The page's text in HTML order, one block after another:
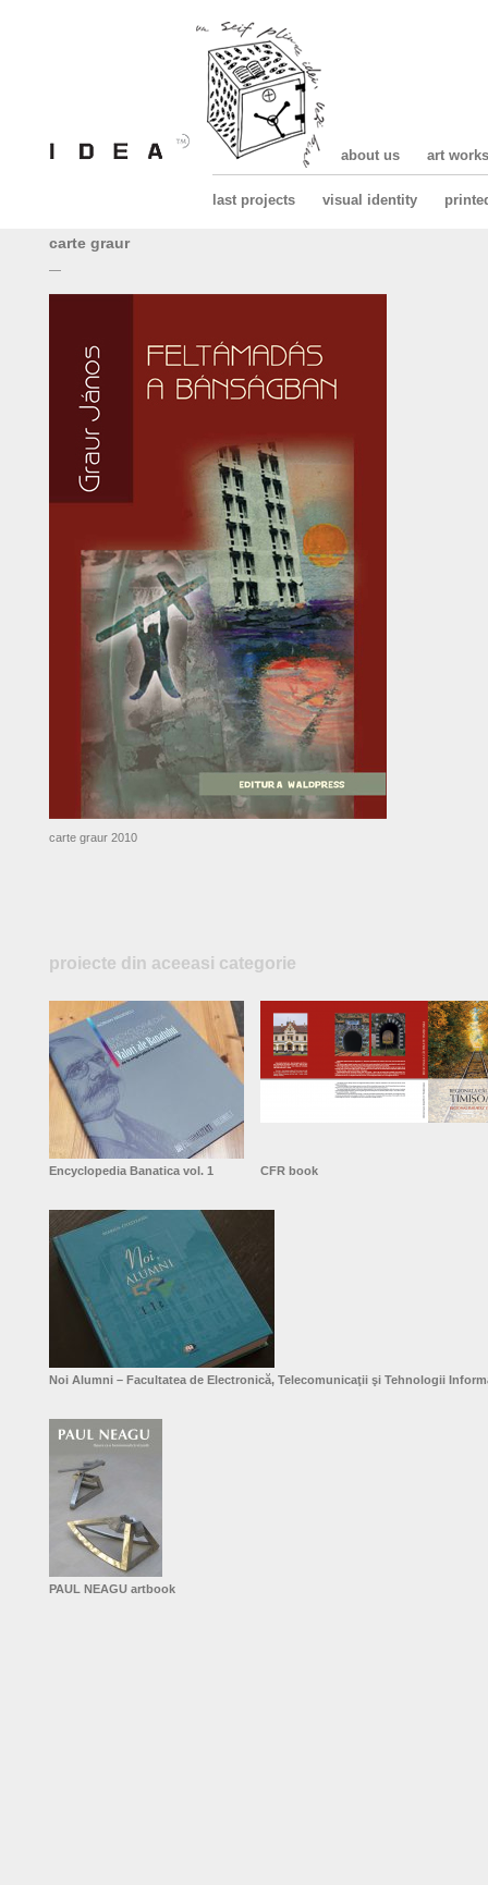
about us art works
last projects visual identity
carte graur
—
carte graur 2010
proiecte din aceeasi categorie
Encyclopedia Banatica vol. 1 CFR book
Noi Alumni – Facultatea de Electronică, Telecomunicaţii şi Tehnologii
PAUL NEAGU artbook